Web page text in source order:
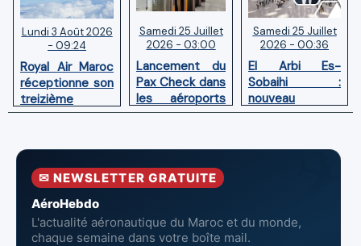
Lundi 3 Août 2026
- 09:24
Royal Air Maroc
réceptionne son
treizième
Boeing 787
Samedi 25 Juillet
2026 - 03:00
Lancement du
Pax Check dans
les aéroports
du Maroc
Samedi 25 Juillet
2026 - 00:36
El Arbi Es-
Sobaihi :
nouveau
directeur à la
l’Aéroport
Mohammed V
✉ NEWSLETTER GRATUITE
AéroHebdo
L'actualité aéronautique du Maroc et du monde,
chaque semaine dans votre boîte mail.